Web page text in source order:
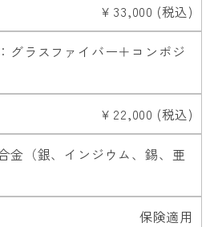
￥33,000 (税込)
グラスファイバー＋コンポジ
￥22,000 (税込)
金（銀、インジウム、錫、亜
保険適用